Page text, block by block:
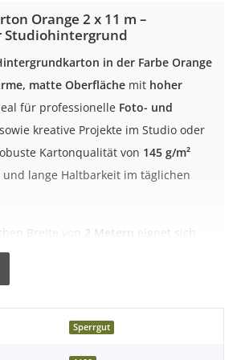
Orange 2 x 11 m –
Studiohintergrund
in der Farbe Orange
matte Oberfläche mit hoher
für professionelle Foto- und
sowie kreative Projekte im Studio oder
Kartonqualität von 145 g/m²
lange Haltbarkeit im täglichen
Breite von 2 Metern
eignet sich
für Porträts, kleinere Sets
Die Oberfläche ist farbecht,
Sperrgut